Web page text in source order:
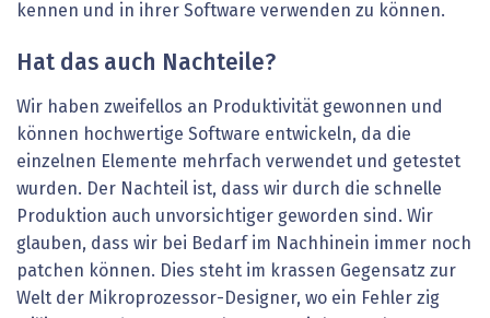
kennen und in ihrer Software verwenden zu können.
Hat das auch Nachteile?
Wir haben zweifellos an Produktivität gewonnen und
können hochwertige Software entwickeln, da die
einzelnen Elemente mehrfach verwendet und getestet
wurden. Der Nachteil ist, dass wir durch die schnelle
Produktion auch unvorsichtiger geworden sind. Wir
glauben, dass wir bei Bedarf im Nachhinein immer noch
patchen können. Dies steht im krassen Gegensatz zur
Welt der Mikroprozessor-Designer, wo ein Fehler zig